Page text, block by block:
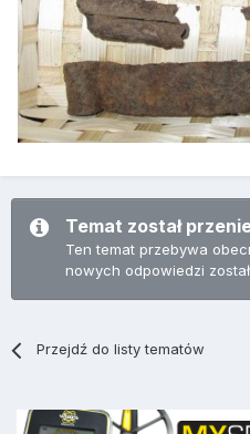
Temat został
Ten temat przebywa
nowych odpowiedzi
Przejdź do listy tematów